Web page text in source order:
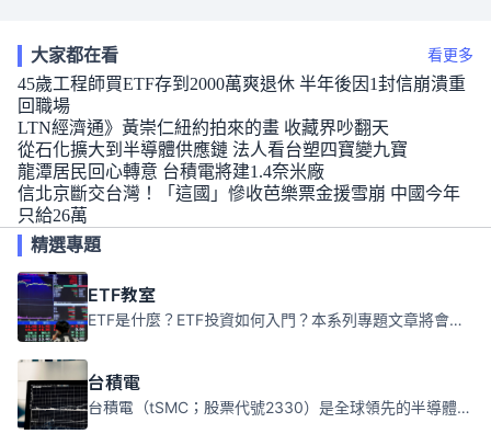
大家都在看 看更多
45歲工程師買ETF存到2000萬爽退休 半年後因1封信崩潰重
回職場
LTN經濟通》黃崇仁紐約拍來的畫 收藏界吵翻天
從石化擴大到半導體供應鏈 法人看台塑四寶變九寶
龍潭居民回心轉意 台積電將建1.4奈米廠
信北京斷交台灣！「這國」慘收芭樂票金援雪崩 中國今年
只給26萬
精選專題
ETF教室
ETF是什麼？ETF投資如何入門？本系列專題文章將會告訴你新手必須知道的ETF基礎知識。
台積電
台積電（tSMC；股票代號2330）是全球領先的半導體代工公司，成立於1987年，總部位於台灣新竹。且已於美國、日本、德國及中國設廠，台積電是全球首家專業積體電路製造服務公司，也是全球最先進和最大規模的半導體代工廠。